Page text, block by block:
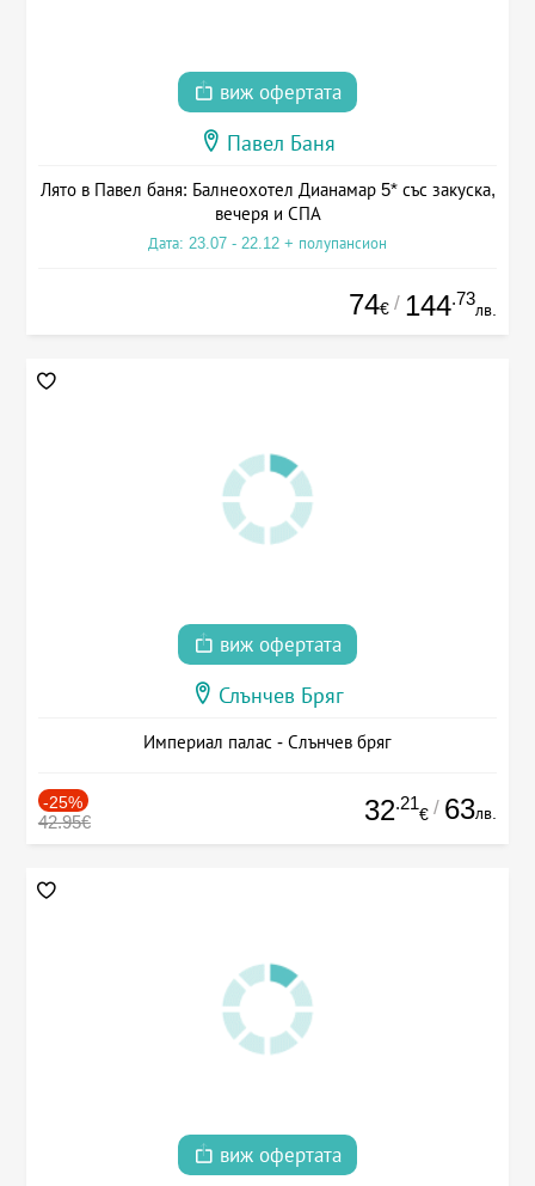
виж офертата
Павел Баня
Лято в Павел баня: Балнеохотел Дианамар 5* със закуска,
вечеря и СПА
Дата: 23.07 - 22.12 + полупансион
74€ / 144.73
лв.
виж офертата
Слънчев Бряг
Империал палас - Слънчев бряг
-25%
42.95€ 32.21
€ / 63лв.
виж офертата